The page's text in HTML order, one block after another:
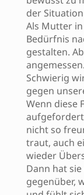
der
Als Mutter
Bedürfnis
gestalten.
angemessen.
Schwierig
gegen
Wenn diese
nicht so
traut, auch
wieder
Dann hat
gegenüber,